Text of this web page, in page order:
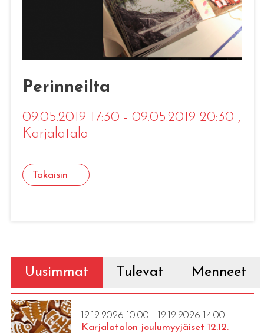
Perinneilta
09.05.2019 17:30 - 09.05.2019 20:30 ,
Karjalatalo
Takaisin
Uusimmat Tulevat Menneet
12.12.2026 10:00 - 12.12.2026 14:00
Karjalatalon joulumyyjäiset 12.12.